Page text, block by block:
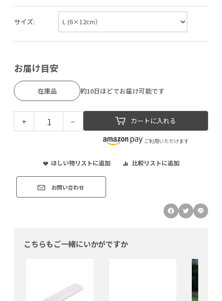
サイズ:
お届け目安
在庫品 約10日ほどでお届け可能です
+ − カートに入れる
ご利用いただけます
ほしい物リストに追加 比較リストに追加
お問い合わせ
こちらもご一緒にいかがですか